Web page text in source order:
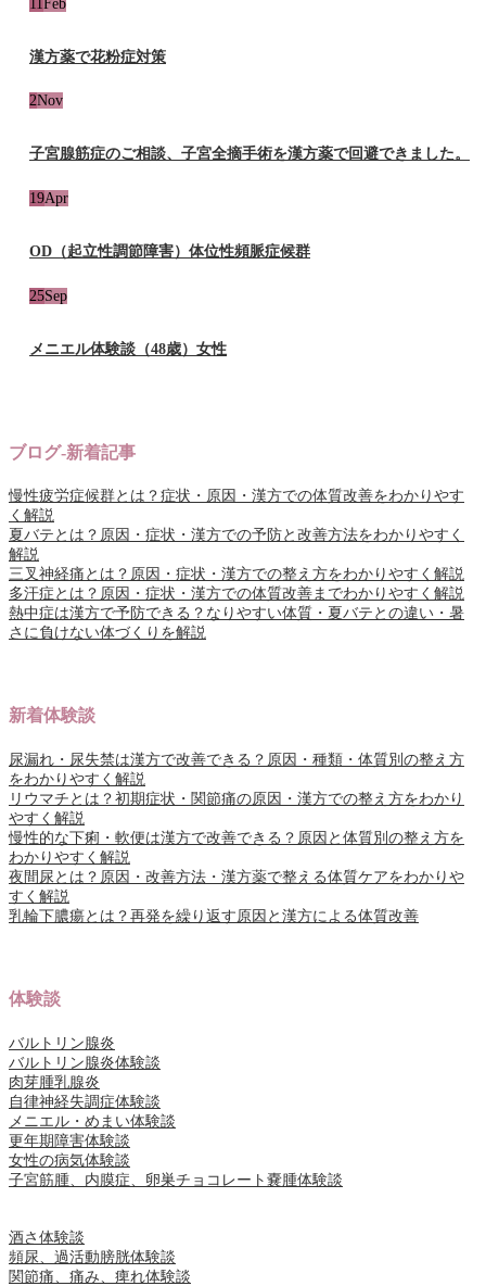
11 Feb
漢方薬で花粉症対策
2Nov
子宮腺筋症のご相談、子宮全摘手術を漢方薬で回避できました。
19Apr
OD（起立性調節障害）体位性頻脈症候群
25Sep
メニエル体験談（48歳）女性
ブログ-新着記事
慢性疲労症候群とは？症状・原因・漢方での体質改善をわかりやす
く解説
夏バテとは？原因・症状・漢方での予防と改善方法をわかりやすく
解説
三叉神経痛とは？原因・症状・漢方での整え方をわかりやすく解説
多汗症とは？原因・症状・漢方での体質改善までわかりやすく解説
熱中症は漢方で予防できる？なりやすい体質・夏バテとの違い・暑
さに負けない体づくりを解説
新着体験談
尿漏れ・尿失禁は漢方で改善できる？原因・種類・体質別の整え方
をわかりやすく解説
リウマチとは？初期症状・関節痛の原因・漢方での整え方をわかり
やすく解説
慢性的な下痢・軟便は漢方で改善できる？原因と体質別の整え方を
わかりやすく解説
夜間尿とは？原因・改善方法・漢方薬で整える体質ケアをわかりや
すく解説
乳輪下膿瘍とは？再発を繰り返す原因と漢方による体質改善
体験談
バルトリン腺炎
バルトリン腺炎体験談
肉芽腫乳腺炎
自律神経失調症体験談
メニエル・めまい体験談
更年期障害体験談
女性の病気体験談
子宮筋腫、内膜症、卵巣チョコレート嚢腫体験談
酒さ体験談
頻尿、過活動膀胱体験談
関節痛、痛み、痺れ体験談